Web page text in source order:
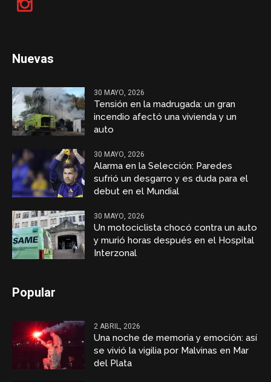
Nuevas
30 MAYO, 2026
Tensión en la madrugada: un gran
incendio afectó una vivienda y un
auto
30 MAYO, 2026
Alarma en la Selección: Paredes
sufrió un desgarro y es duda para el
debut en el Mundial
30 MAYO, 2026
Un motociclista chocó contra un auto
y murió horas después en el Hospital
Interzonal
Popular
2 ABRIL, 2026
Una noche de memoria y emoción: así
se vivió la vigilia por Malvinas en Mar
del Plata